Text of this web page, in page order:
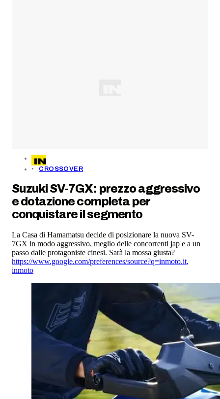
CROSSOVER
Suzuki SV-7GX: prezzo aggressivo
e dotazione completa per
conquistare il segmento
La Casa di Hamamatsu decide di posizionare la nuova SV-
7GX in modo aggressivo, meglio delle concorrenti jap e a un
passo dalle protagoniste cinesi. Sarà la mossa giusta?
https://www.google.com/preferences/source?q=inmoto.it,
inmoto